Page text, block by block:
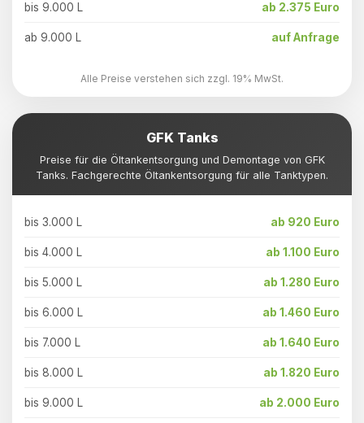
bis 9.000 L ab 2.375 Euro
ab 9.000 L auf Anfrage
Alle Preise verstehen sich zzgl. 19% MwSt.
GFK Tanks
Preise für die Öltankentsorgung und Demontage von GFK
Tanks. Fachgerechte Öltankentsorgung für alle Tanktypen.
bis 3.000 L ab 920 Euro
bis 4.000 L ab 1.100 Euro
bis 5.000 L ab 1.280 Euro
bis 6.000 L ab 1.460 Euro
bis 7.000 L ab 1.640 Euro
bis 8.000 L ab 1.820 Euro
bis 9.000 L ab 2.000 Euro